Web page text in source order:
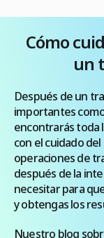
Cómo
un
Después de un
importantes
encontrarás toda
con el cuidado
operaciones de
después de la
necesitar para
y obtengas los
Nuestro blog